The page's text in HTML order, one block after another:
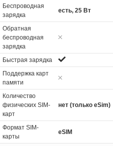
Беспроводная
зарядка
есть, 25 Вт
Обратная
беспроводная
зарядка
Быстрая зарядка
Поддержка карт
памяти
Количество
физических SIM-
карт
нет (только eSim)
Формат SIM-
карты
eSIM